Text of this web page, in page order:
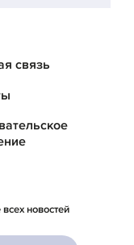
связь
новостей